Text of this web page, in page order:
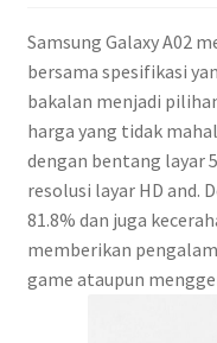
Samsung Galaxy A02
bersama spesifikasi
bakalan menjadi
harga yang tidak
dengan bentang layar
resolusi layar HD and.
81.8% dan juga
memberikan
game ataupun